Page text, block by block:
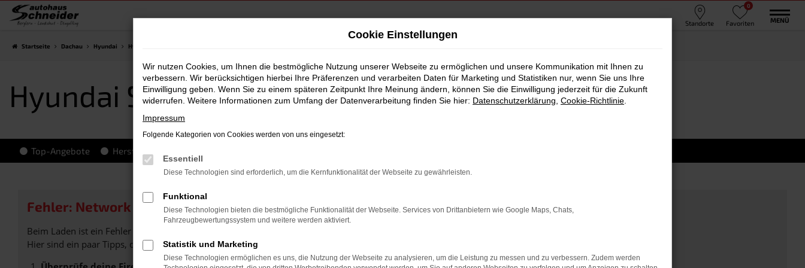
Zum
Standorte
0
Favoriten MENÜ
Startseite Dachau Hyundai Hyundai SANTA FE
Hyundai SANTA FE Tageszulassung Dachau
Top-Angebote Hersteller-Info
Fehler: Network Error
Beim Laden ist ein Fehler aufgetreten.
Hier sind ein paar Tipps, die dir helfen können:
Cookie Einstellungen
Wir nutzen Cookies, um Ihnen die bestmögliche Nutzung unserer Webseite zu ermöglichen und unsere Kommunikation mit Ihnen zu
verbessern. Wir berücksichtigen hierbei Ihre Präferenzen und verarbeiten Daten für Marketing und Statistiken nur, wenn Sie uns Ihre
Einwilligung geben. Wenn Sie zu einem späteren Zeitpunkt Ihre Meinung ändern, können Sie die Einwilligung jederzeit für die Zukunft
widerrufen. Weitere Informationen zum Umfang der Datenverarbeitung finden Sie hier: Datenschutzerklärung Cookie-Richtlinie
Impressum
Folgende Kategorien von Cookies werden von uns eingesetzt:
Essentiell
Diese Technologien sind erforderlich, um die Kernfunktionalität der Webseite zu gewährleisten.
Funktional
Diese Technologien bieten die bestmögliche Funktionalität der Webseite. Services von Drittanbietern wie Google Maps, Chats,
Fahrzeugbewertungssystem und weitere werden aktiviert.
Statistik und Marketing
Diese Technologien ermöglichen es uns, die Nutzung der Webseite zu analysieren, um die Leistung zu messen und zu verbessern. Zudem werden